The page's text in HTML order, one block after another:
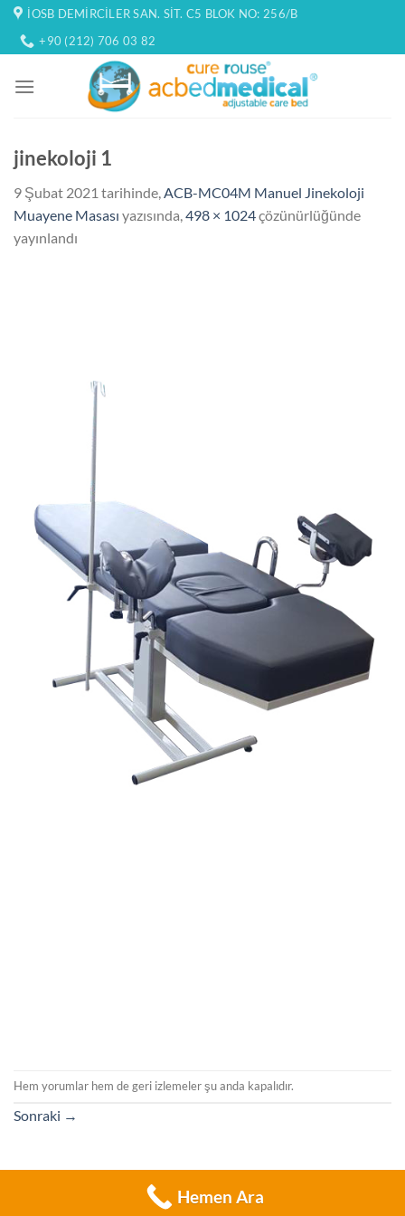
İçeriğe
atla
İOSB DEMIRCILER SAN. SIT. C5 BLOK NO: 256/B
+90 (212) 706 03 82
jinekoloji 1
9 Şubat 2021 tarihinde,ACB-MC04M Manuel Jinekoloji
Muayene Masası yazısında,498 × 1024çözünürlüğünde
yayınlandı
Hem yorumlar hem de geri izlemeler şu anda kapalıdır.
Sonraki →
Copyright 2026 ©Flatsome Theme
Hemen Ara